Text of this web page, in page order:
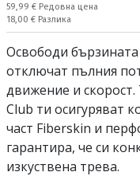
Редовна цена:
59,99 € Редовна цена
Спестявате:
18,00 € Разлика
Освободи бързината
отключат пълния
движение и
Club ти осигуряват
част Fiberskin и
гарантира, че си
изкуствена трева.